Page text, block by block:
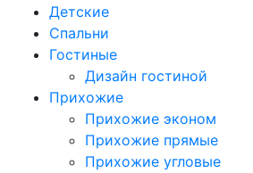
Детские
Спальни
Гостиные
Дизайн гостиной
Прихожие
Прихожие эконом
Прихожие прямые
Прихожие угловые